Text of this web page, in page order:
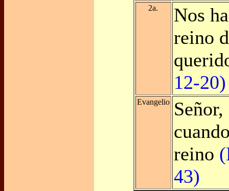
2a.
Nos
reino
12-20)
Evangelio
reino
43)